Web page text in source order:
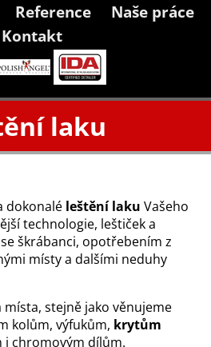
Reference
Naše práce
Kontakt
laku
dokonalé leštění laku Vašeho
technologie, leštiček a
škrábanci, opotřebením z
místy a dalšími neduhy
stejně jako věnujeme
kolům, výfukům, krytům
i chromovým dílům.